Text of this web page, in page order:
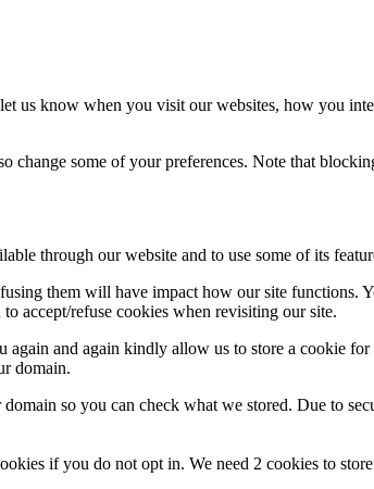
us know when you visit our websites, how you
some of your preferences. Note that
through our website and to use some of its
them will have impact how our site
accept/refuse cookies when revisiting our site.
and again kindly allow us to store a cookie
domain.
so you can check what we stored. Due to
if you do not opt in. We need 2 cookies to